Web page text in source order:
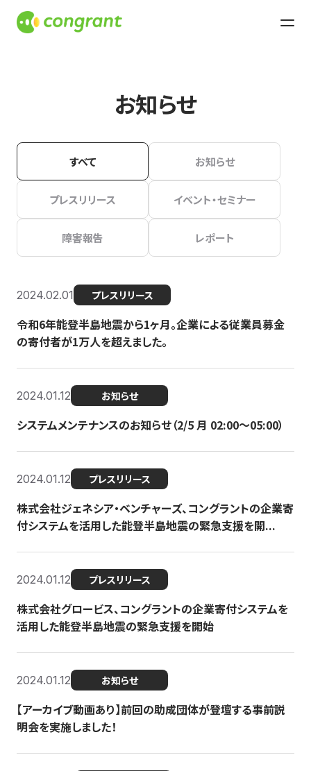
お知らせ
すべて お知らせ
プレスリリース イベント・セミナー
障害報告 レポート
2024.02.01 プレスリリース
令和6年能登半島地震から1ヶ月。企業による従業員募金
の寄付者が1万人を超えました。
2024.01.12 お知らせ
システムメンテナンスのお知らせ（2/5 月 02:00〜05:00）
2024.01.12 プレスリリース
株式会社ジェネシア・ベンチャーズ、コングラントの企業寄
付システムを活用した能登半島地震の緊急支援を開...
2024.01.12 プレスリリース
株式会社グロービス、コングラントの企業寄付システムを
活用した能登半島地震の緊急支援を開始
2024.01.12 お知らせ
【アーカイブ動画あり】前回の助成団体が登壇する事前説
明会を実施しました！